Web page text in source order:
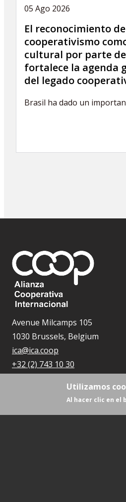
05 Ago 2026
El reconocimiento
cooperativismo
cultural por parte
fortalece la agenda
del legado
Brasil ha dado un
Avenue Milcamps 105
1030 Brussels, Belgium
ica@ica.coop
+32 (2) 743 10 30
Utilizamos
Al hacer clic en el